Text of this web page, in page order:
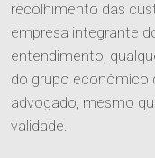
recolhimento das
empresa integrante
entendimento,
do grupo econômico
advogado, mesmo
validade.